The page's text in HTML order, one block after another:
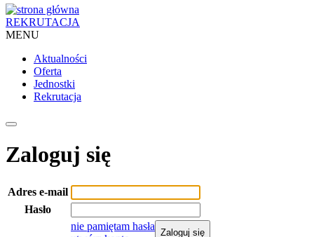
REKRUTACJA
MENU
Aktualności
Oferta
Jednostki
Rekrutacja
Zaloguj się
Adres e-mail
Hasło
nie pamiętam hasła
Zaloguj się